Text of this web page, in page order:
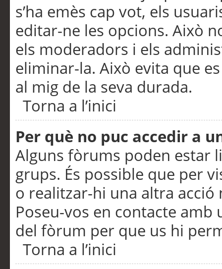
s’ha emès cap vot, els
editar-ne les opcions. Això
els moderadors i els
eliminar-la. Això evita que
al mig de la seva durada.
Torna a l’inici
Per què no puc accedir a
Alguns fòrums poden estar
grups. És possible que per
o realitzar-hi una altra acció
Poseu-vos en contacte
del fòrum per que us hi
Torna a l’inici